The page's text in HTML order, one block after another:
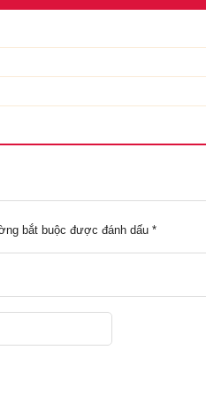
bắt buộc được đánh dấu *